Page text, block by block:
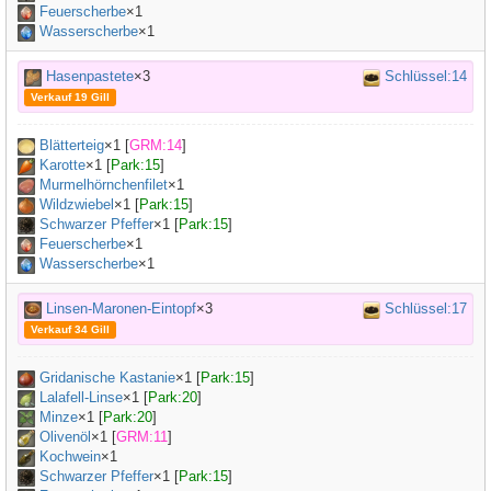
Feuerscherbe×1
Wasserscherbe×1
Hasenpastete×3 Schlüssel:14
Verkauf 19 Gill
Blätterteig×1 [GRM:14]
Karotte×1 [Park:15]
Murmelhörnchenfilet×1
Wildzwiebel ×1 [Park:15]
Schwarzer Pfeffer×1 [Park:15]
Feuerscherbe×1
Wasserscherbe×1
Linsen-Maronen-Eintopf×3 Schlüssel:17
Verkauf 34 Gill
Gridanische Kastanie×1 [Park:15]
Lalafell-Linse×1 [Park:20]
Minze×1 [Park:20]
Olivenöl ×1 [GRM:11]
Kochwein×1
Schwarzer Pfeffer×1 [Park:15]